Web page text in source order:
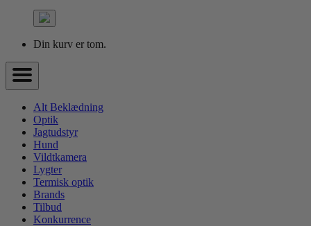
Din kurv er tom.
Alt Beklædning
Optik
Jagtudstyr
Hund
Vildtkamera
Lygter
Termisk optik
Brands
Tilbud
Konkurrence